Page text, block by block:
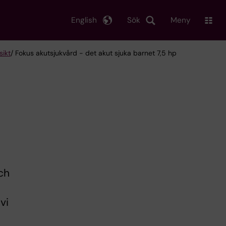
Sök
English Meny
/ Fokus akutsjukvård - det akut sjuka barnet 7,5 hp